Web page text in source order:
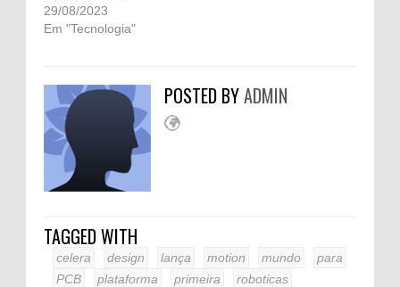
29/08/2023
Em "Tecnologia"
POSTED BYADMIN
TAGGED WITH
celera design lança motion mundo
para
PCB
plataforma primeira
roboticas